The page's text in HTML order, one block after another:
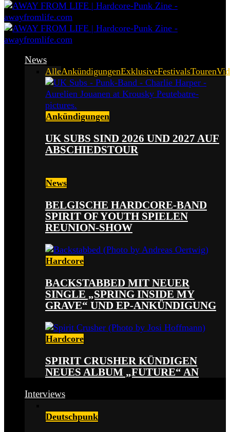
News
AlleAnkündigungenExklusiveFestivalsTouren
Ankündigungen
UK SUBS SIND 2026 UND 2027 AUF
ABSCHIEDSTOUR
News
BELGISCHE HARDCORE-BAND
SPIRIT OF YOUTH SPIELEN
REUNION-SHOW
Hardcore
BACKSTABBED MIT NEUER
SINGLE „SPRING INSIDE MY
GRAVE“ UND EP-ANKÜNDIGUNG
Hardcore
SPIRIT CRUSHER KÜNDIGEN
NEUES ALBUM „FUTURE“ AN
Interviews
Deutschpunk